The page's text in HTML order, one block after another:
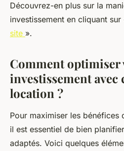
Découvrez-en plus sur la
investissement en cliquant sur
site ».
Comment optimiser
investissement avec
location ?
Pour maximiser les bénéfices
il est essentiel de bien
adaptés. Voici quelques